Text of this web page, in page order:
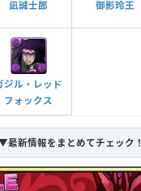
凪誠士郎 御影玲王
ジル・レッド
フォックス
最新情報をまとめてチェック！